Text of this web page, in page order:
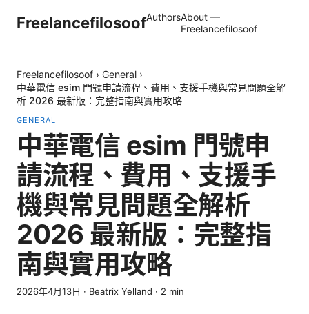
FreelancefilosoofAuthorsAbout —
Freelancefilosoof
Freelancefilosoof › General ›
中華電信 esim 門號申請流程、費用、支援手機與常見問題全解
析 2026 最新版：完整指南與實用攻略
GENERAL
中華電信 esim 門號申
請流程、費用、支援手
機與常見問題全解析
2026 最新版：完整指
南與實用攻略
2026年4月13日 · Beatrix Yelland · 2 min